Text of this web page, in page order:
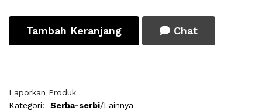
Tambah Keranjang Chat
Laporkan Produk
Kategori:
Serba-serbi/Lainnya